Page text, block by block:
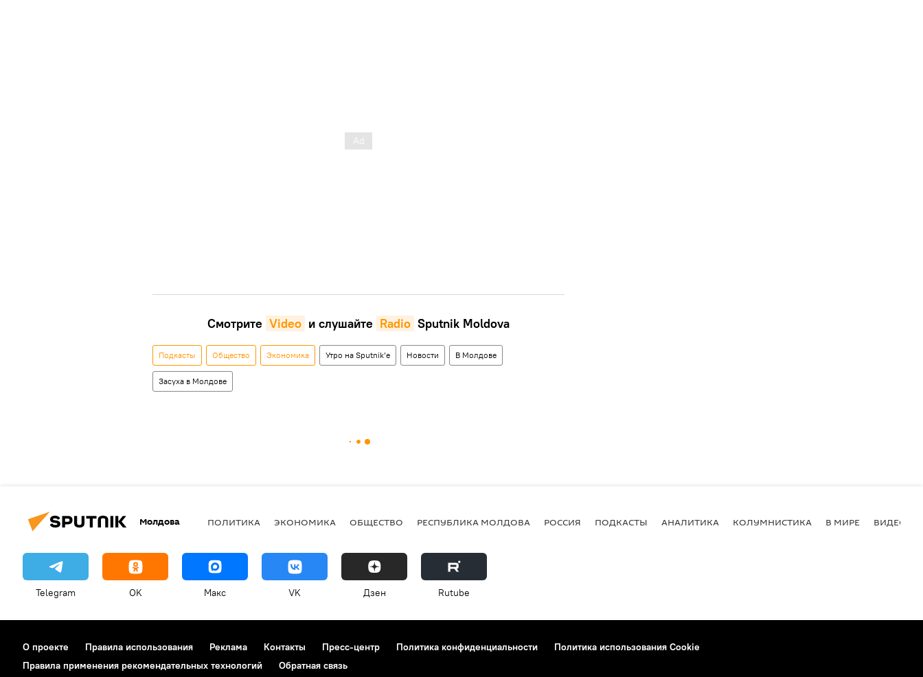
Смотрите Video и слушайте Radio Sputnik Moldova
Подкасты Общество Экономика Утро на Sputnik’e Новости В Молдове
Засуха в Молдове
Молдова ПОЛИТИКА ЭКОНОМИКА ОБЩЕСТВО РЕСПУБЛИКА МОЛДОВА РОССИЯ ПОДКАСТЫ АНАЛИТИКА КОЛУМНИСТИКА В МИРЕ ВИДЕО
Telegram OK Макс VK Дзен Rutube
О проекте Правила использования Реклама Контакты Пресс-центр Политика конфиденциальности
Политика использования Cookie
Правила применения рекомендательных технологий
Обратная связь